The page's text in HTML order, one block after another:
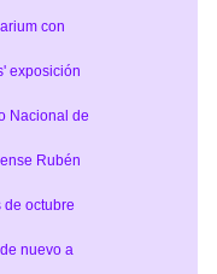
con
exposición
Nacional de
Rubén
de octubre
nuevo a